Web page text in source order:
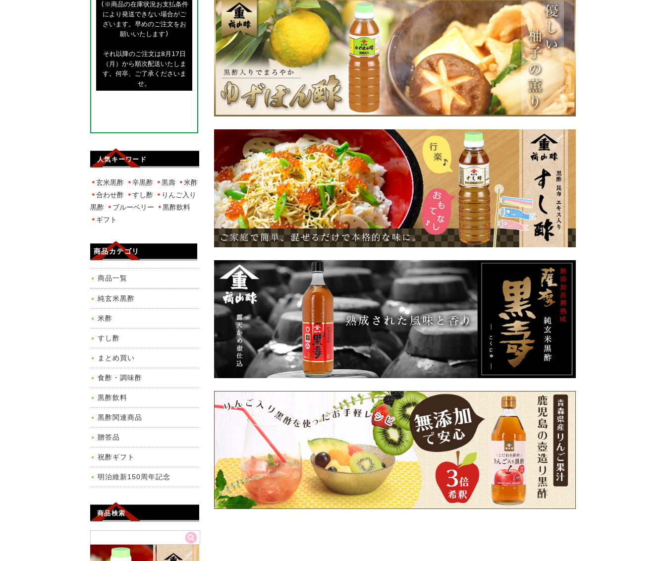
(※商品の在庫状況お支払条件
により発送できない場合がご
ざいます。早めのご注文をお
願いいたします)
それ以降のご注文は8月17日
（月）から順次配送いたしま
す。何卒、ご了承くださいま
せ。
人気キーワード
玄米黒酢 辛黒酢 黒壽
米酢
合わせ酢
すし酢
りんご入り
黒酢
ブルーベリー
黒酢飲料
ギフト
商品カテゴリ
商品一覧
純玄米黒酢
米酢
すし酢
まとめ買い
食酢・調味酢
黒酢飲料
黒酢関連商品
贈答品
祝酢ギフト
明治維新150周年記念
商品検索